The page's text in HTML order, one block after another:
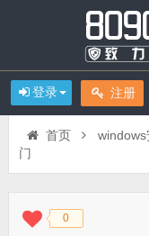
登录 注册
首页 windows
门
◆◆ 0